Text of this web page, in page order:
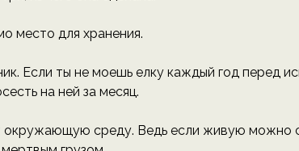
место для хранения.
Если ты не моешь елку каждый год перед
на ней за месяц.
окружающую среду. Ведь если живую можно